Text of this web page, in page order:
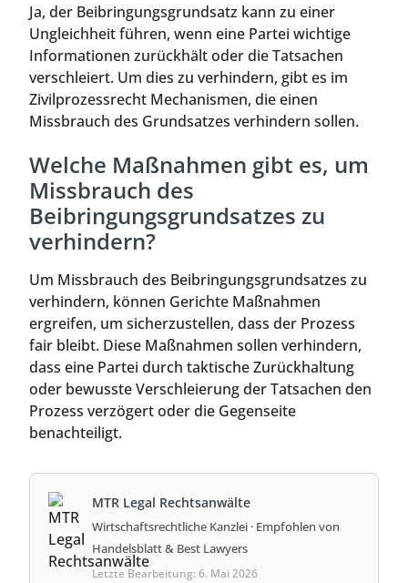
Ja, der Beibringungsgrundsatz kann zu einer
Ungleichheit führen, wenn eine Partei wichtige
Informationen zurückhält oder die Tatsachen
verschleiert. Um dies zu verhindern, gibt es im
Zivilprozessrecht Mechanismen, die einen
Missbrauch des Grundsatzes verhindern sollen.
Welche Maßnahmen gibt es, um
Missbrauch des
Beibringungsgrundsatzes zu
verhindern?
Um Missbrauch des Beibringungsgrundsatzes zu
verhindern, können Gerichte Maßnahmen
ergreifen, um sicherzustellen, dass der Prozess
fair bleibt. Diese Maßnahmen sollen verhindern,
dass eine Partei durch taktische Zurückhaltung
oder bewusste Verschleierung der Tatsachen den
Prozess verzögert oder die Gegenseite
benachteiligt.
MTR Legal Rechtsanwälte
Wirtschaftsrechtliche Kanzlei · Empfohlen von
Handelsblatt & Best Lawyers
Letzte Bearbeitung: 6. Mai 2026